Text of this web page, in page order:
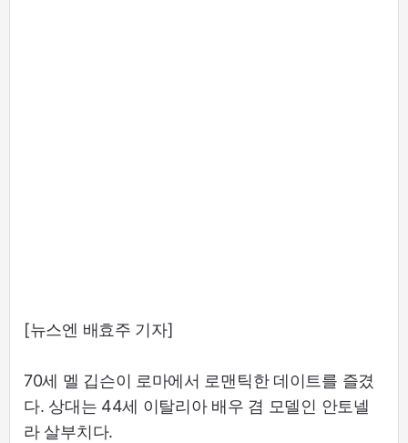
[뉴스엔 배효주 기자]
70세 멜 깁슨이 로마에서 로맨틱한 데이트를 즐겼
다. 상대는 44세 이탈리아 배우 겸 모델인 안토넬
라 살부치다.